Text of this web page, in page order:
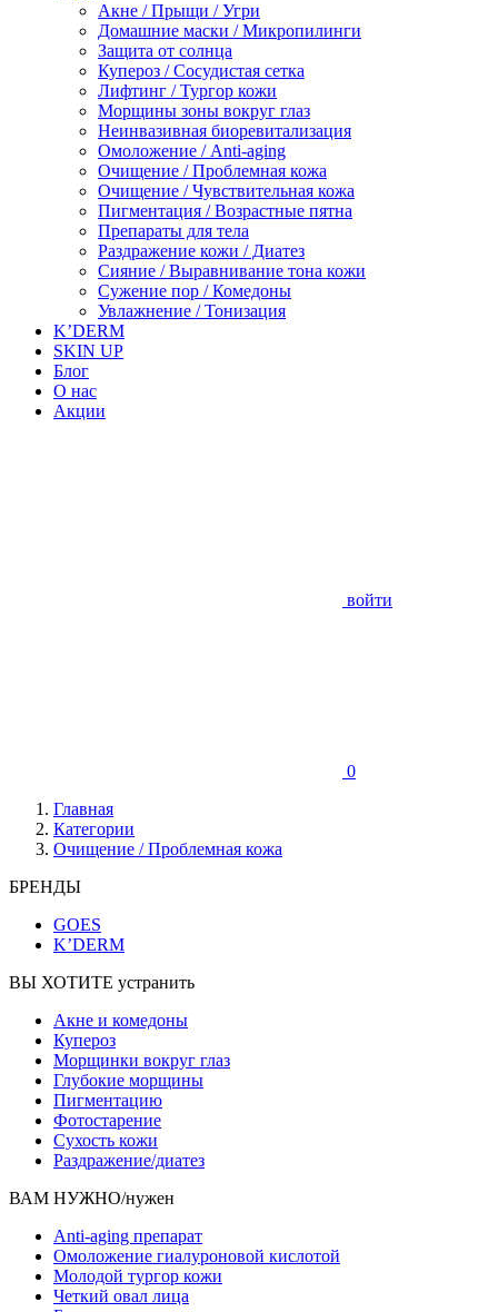
Акне / Прыщи / Угри
Домашние маски / Микропилинги
Защита от солнца
Купероз / Сосудистая сетка
Лифтинг / Тургор кожи
Морщины зоны вокруг глаз
Неинвазивная биоревитализация
Омоложение / Anti-aging
Очищение / Проблемная кожа
Очищение / Чувствительная кожа
Пигментация / Возрастные пятна
Препараты для тела
Раздражение кожи / Диатез
Сияние / Выравнивание тона кожи
Сужение пор / Комедоны
Увлажнение / Тонизация
K’DERM
SKIN UP
Блог
О нас
Акции
войти
0
Главная
Категории
Очищение / Проблемная кожа
БРЕНДЫ
GOES
K’DERM
ВЫ ХОТИТЕ устранить
Акне и комедоны
Купероз
Морщинки вокруг глаз
Глубокие морщины
Пигментацию
Фотостарение
Сухость кожи
Раздражение/диатез
ВАМ НУЖНО/нужен
Anti-aging препарат
Омоложение гиалуроновой кислотой
Молодой тургор кожи
Четкий овал лица